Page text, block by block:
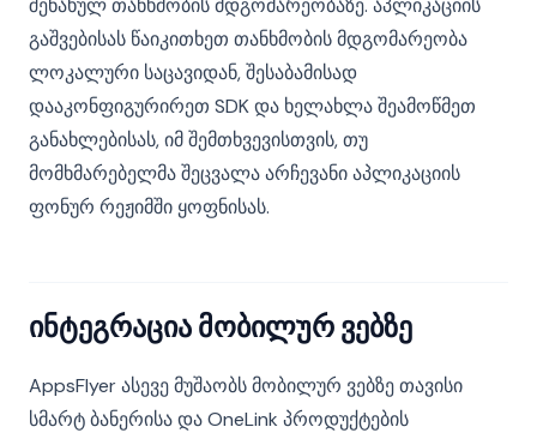
შენახულ თანხმობის მდგომარეობაზე. აპლიკაციის
გაშვებისას წაიკითხეთ თანხმობის მდგომარეობა
ლოკალური საცავიდან, შესაბამისად
დააკონფიგურირეთ SDK და ხელახლა შეამოწმეთ
განახლებისას, იმ შემთხვევისთვის, თუ
მომხმარებელმა შეცვალა არჩევანი აპლიკაციის
ფონურ რეჟიმში ყოფნისას.
ინტეგრაცია მობილურ ვებზე
AppsFlyer ასევე მუშაობს მობილურ ვებზე თავისი
სმარტ ბანერისა და OneLink პროდუქტების